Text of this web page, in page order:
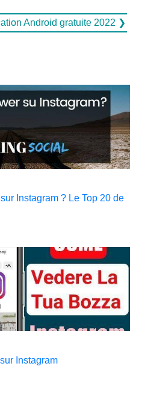
Android gratuite 2022 ❯
Instagram ? Le Top 20 de
Instagram